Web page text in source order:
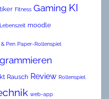
Fitness Gaming KI
Lebenszeit moodle
Pen Paper-Rollenspiel
Rausch Review Rollenspiel
web-app